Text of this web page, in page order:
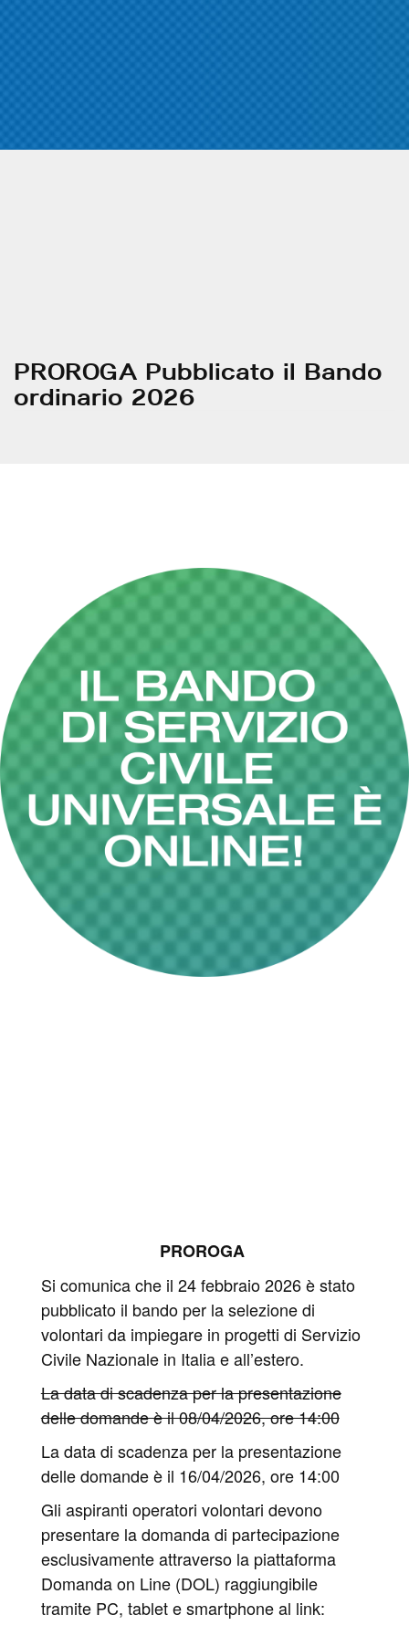
PROROGA Pubblicato il Bando
ordinario 2026
PROROGA
Si comunica che il 24 febbraio 2026 è stato
pubblicato il bando per la selezione di
volontari da impiegare in progetti di Servizio
Civile Nazionale in Italia e all’estero.
La data di scadenza per la presentazione
delle domande è il 08/04/2026, ore 14:00
La data di scadenza per la presentazione
delle domande è il 16/04/2026, ore 14:00
Gli aspiranti operatori volontari devono
presentare la domanda di partecipazione
esclusivamente attraverso la piattaforma
Domanda on Line (DOL) raggiungibile
tramite PC, tablet e smartphone al link: